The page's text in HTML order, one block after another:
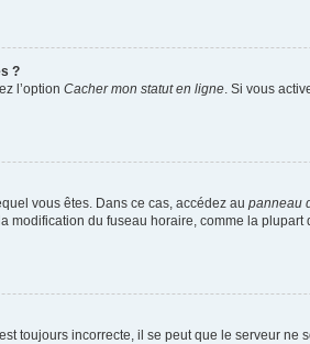
?
l’option Cacher mon statut en ligne . Si vous
vous êtes. Dans ce cas, accédez au panneau
du fuseau horaire, comme la
toujours incorrecte, il se peut que le serveur ne